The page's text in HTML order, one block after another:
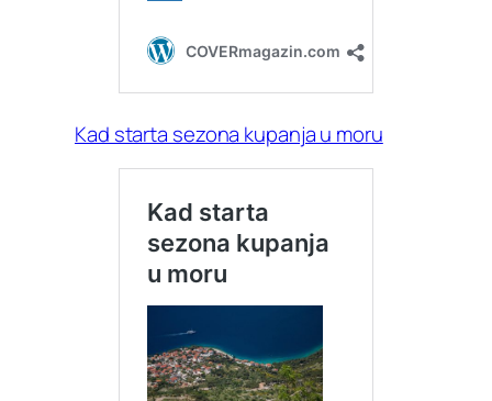
Kad starta sezona kupanja u moru